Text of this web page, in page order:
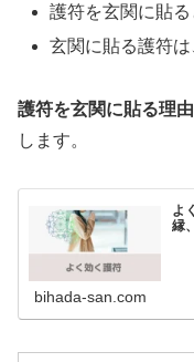
護符を玄関に貼
玄関に貼る護符
護符を玄関に貼る理
します。
よ
縁
bihada-san.com